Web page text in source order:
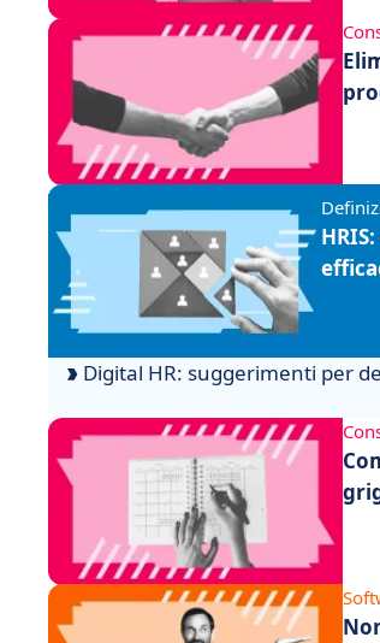
Digital HR: suggerimenti per